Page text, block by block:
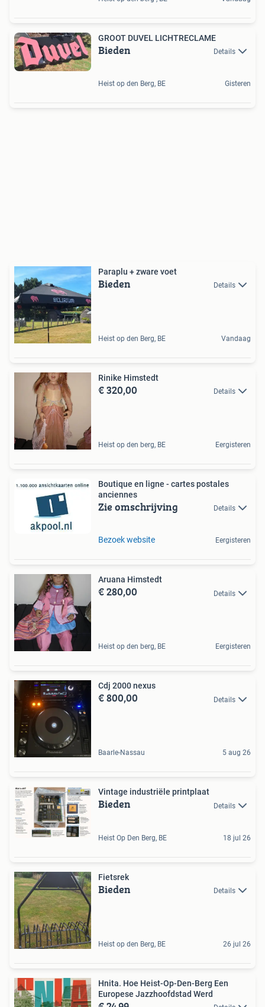
GROOT DUVEL LICHTRECLAME
Bieden Details
Heist op den Berg, BE Gisteren
Paraplu + zware voet
Bieden Details
Heist op den Berg, BE Vandaag
Rinike Himstedt
€ 320,00 Details
Heist op den berg, BE Eergisteren
Boutique en ligne - cartes postales
anciennes
Zie omschrijving Details
Bezoek website Eergisteren
Aruana Himstedt
€ 280,00 Details
Heist op den berg, BE Eergisteren
Cdj 2000 nexus
€ 800,00 Details
Baarle-Nassau 5 aug 26
Vintage industriële printplaat
Bieden Details
Heist Op Den Berg, BE 18 jul 26
Fietsrek
Bieden Details
Heist op den Berg, BE 26 jul 26
Hnita. Hoe Heist-Op-Den-Berg Een
Europese Jazzhoofdstad Werd